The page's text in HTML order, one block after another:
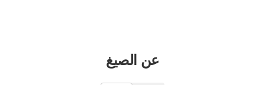
عن الصيغ